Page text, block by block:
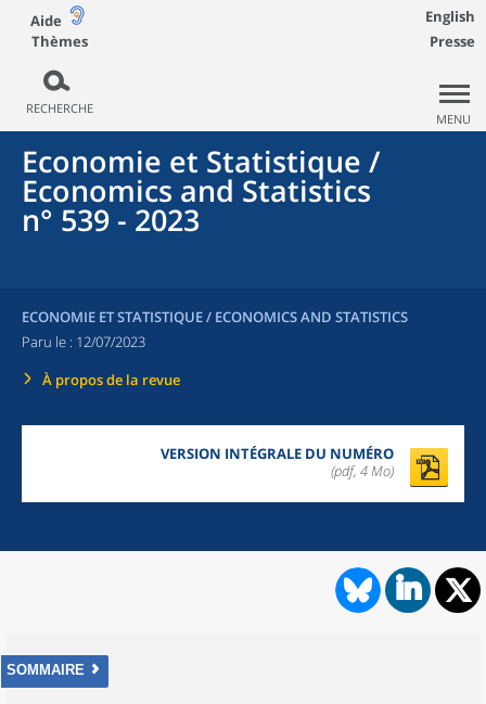
Aide
Thèmes
RECHERCHE
English
Presse
MENU
Economie et Statistique /
Economics and Statistics
n° 539 - 2023
ECONOMIE ET STATISTIQUE / ECONOMICS AND STATISTICS
Paru le : 12/07/2023
À propos de la revue
VERSION INTÉGRALE DU NUMÉRO
(pdf, 4 Mo)
SOMMAIRE